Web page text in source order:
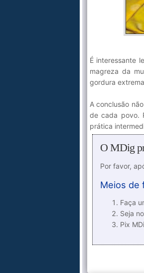
É interessante
magreza da
gordura
A conclusão
de cada povo.
prática
O MDig
Por favor,
Meios de
Faça
Seja
Pix